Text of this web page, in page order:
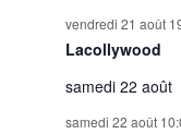
vendredi 21 août
Lacollywood
samedi 22 août
samedi 22 août